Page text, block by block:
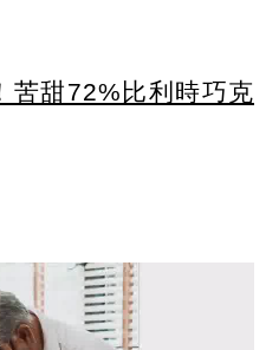
苦甜72%比利時巧克